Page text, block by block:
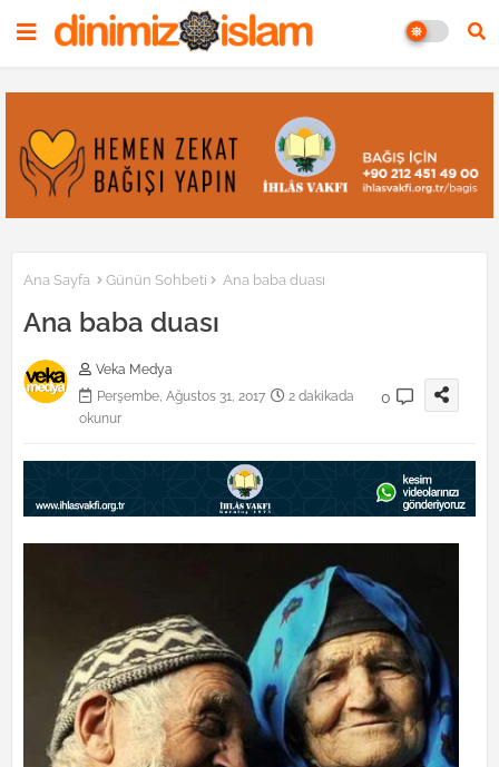
Ana Sayfa Günün Sohbeti Ana baba duası
Ana baba duası
Veka Medya
Perşembe, Ağustos 31, 2017
2 dakikada
okunur
0